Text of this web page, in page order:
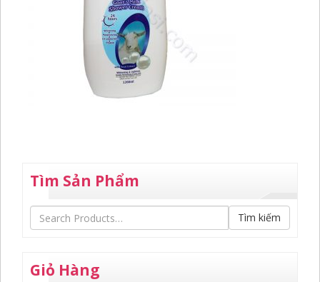
Tìm Sản Phẩm
Tìm kiếm
Giỏ Hàng